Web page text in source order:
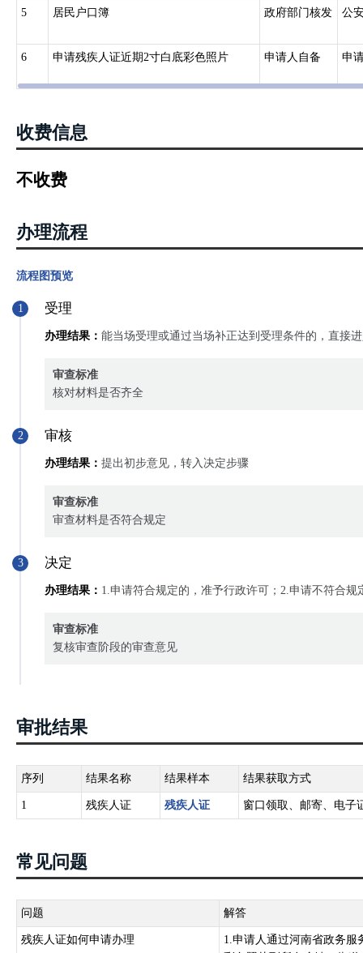
5 居民户口簿 政府部门核发 公
6 申请残疾人证近期2寸白底彩色照片 申请人自备 申
收费信息
不收费
办理流程
流程图预览
1 受理
办理结果： 能当场受理或通过当场补正达到受理条件的，直接
审查标准
核对材料是否齐全
2 审核
办理结果： 提出初步意见，转入决定步骤
审查标准
审查材料是否符合规定
3 决定
办理结果： 1.申请符合规定的，准予行政许可；2.申请不符合规
审查标准
复核审查阶段的审查意见
审批结果
序列 结果名称 结果样本 结果获取方式
1 残疾人证 残疾人证 窗口领取、邮寄、电子
常见问题
问题 解答
残疾人证如何申请办理
1.申请人通过河南省政务服